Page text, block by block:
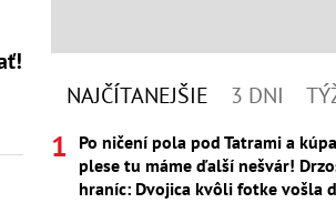
NAJČÍTANEJŠIE 3 DNI
Po ničení pola pod Tatrami a
plese tu máme ďalší nešvár!
hraníc: Dvojica kvôli fotke vošla